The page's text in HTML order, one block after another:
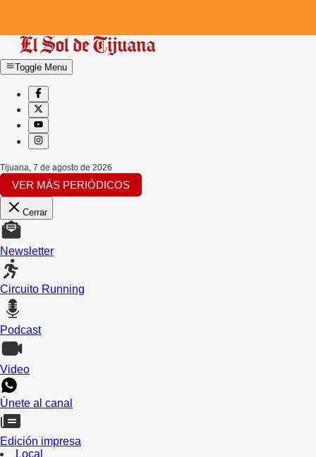
Toggle Menu
Tijuana 7 de agosto de 2026
VER MÁS PERIÓDICOS
Cerrar
Newsletter
Circuito Running
Podcast
Video
Únete al canal
Edición impresa
Local